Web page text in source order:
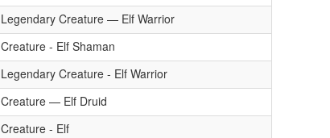
Legendary Creature — Elf Warrior
Creature - Elf Shaman
Legendary Creature - Elf Warrior
Creature — Elf Druid
Creature - Elf